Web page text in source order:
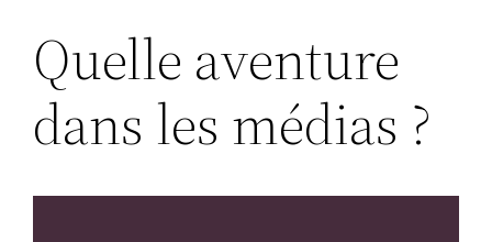
Quelle aventure
dans les médias ?